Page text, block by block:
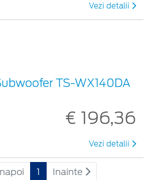
Vezi detalii
TS-WX140DA
€ 196,36
Vezi detalii
1 Inainte